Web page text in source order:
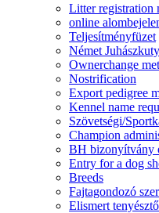
Litter registration
online
Teljesítményfüzet
Német
Ownerchange
Nostrification
Export pedigree
Kennel name
Szövetségi/
Champion
BH bizonyítvány
Entry for a dog
Breeds
Fajtagondozó
Elismert